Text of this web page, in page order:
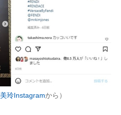
玲Instagramから）